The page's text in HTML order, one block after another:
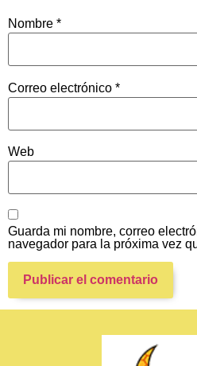
Nombre *
Correo electrónico *
Web
Guarda mi nombre, correo
navegador para la próxima vez